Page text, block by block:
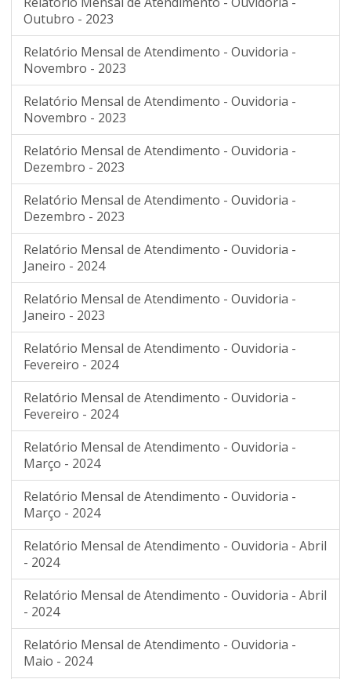
Outubro - 2023
Relatório Mensal de Atendimento - Ouvidoria -
Novembro - 2023
Relatório Mensal de Atendimento - Ouvidoria -
Novembro - 2023
Relatório Mensal de Atendimento - Ouvidoria -
Dezembro - 2023
Relatório Mensal de Atendimento - Ouvidoria -
Dezembro - 2023
Relatório Mensal de Atendimento - Ouvidoria -
Janeiro - 2024
Relatório Mensal de Atendimento - Ouvidoria -
Janeiro - 2023
Relatório Mensal de Atendimento - Ouvidoria -
Fevereiro - 2024
Relatório Mensal de Atendimento - Ouvidoria -
Fevereiro - 2024
Relatório Mensal de Atendimento - Ouvidoria -
Março - 2024
Relatório Mensal de Atendimento - Ouvidoria -
Março - 2024
Relatório Mensal de Atendimento - Ouvidoria - Abril
- 2024
Relatório Mensal de Atendimento - Ouvidoria - Abril
- 2024
Relatório Mensal de Atendimento - Ouvidoria -
Maio - 2024